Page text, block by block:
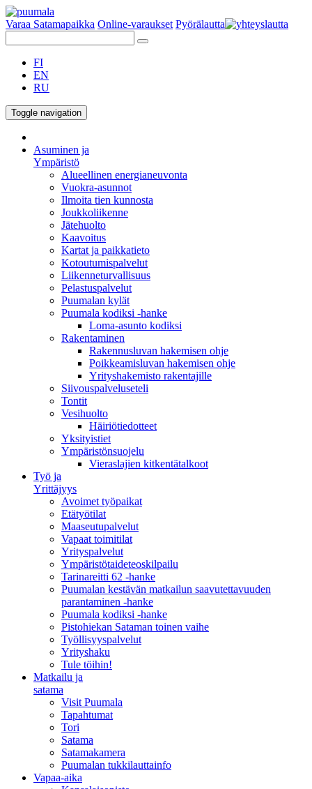
Varaa Satamapaikka Online-varaukset Pyörälautta
FI
EN
RU
Toggle navigation
Asuminen ja
Ympäristö
Alueellinen energianeuvonta
Vuokra-asunnot
Ilmoita tien kunnosta
Joukkoliikenne
Jätehuolto
Kaavoitus
Kartat ja paikkatieto
Kotoutumispalvelut
Liikenneturvallisuus
Pelastuspalvelut
Puumalan kylät
Puumala kodiksi -hanke
Loma-asunto kodiksi
Rakentaminen
Rakennusluvan hakemisen ohje
Poikkeamisluvan hakemisen ohje
Yrityshakemisto rakentajille
Siivouspalveluseteli
Tontit
Vesihuolto
Häiriötiedotteet
Yksityistiet
Ympäristönsuojelu
Vieraslajien kitkentätalkoot
Työ ja
Yrittäjyys
Avoimet työpaikat
Etätyötilat
Maaseutupalvelut
Vapaat toimitilat
Yrityspalvelut
Ympäristötaideteoskilpailu
Tarinareitti 62 -hanke
Puumalan kestävän matkailun saavutettavuuden
parantaminen -hanke
Puumala kodiksi -hanke
Pistohiekan Sataman toinen vaihe
Työllisyyspalvelut
Yrityshaku
Tule töihin!
Matkailu ja
satama
Visit Puumala
Tapahtumat
Tori
Satama
Satamakamera
Puumalan tukkilauttainfo
Vapaa-aika